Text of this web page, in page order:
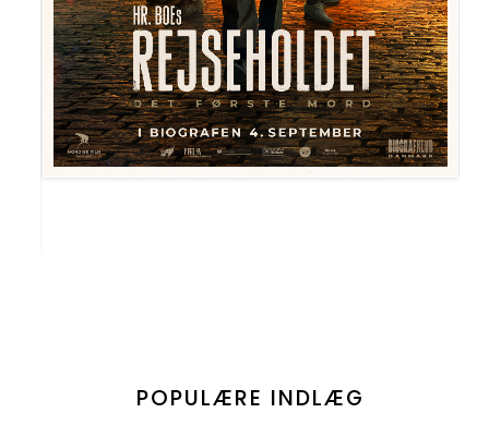
POPULÆRE INDLÆG